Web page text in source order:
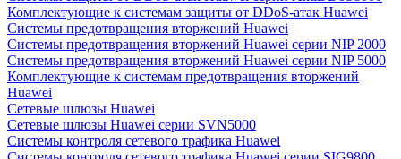
Комплектующие к системам защиты от DDoS-атак Huawei
Системы предотвращения вторжений Huawei
Системы предотвращения вторжений Huawei серии NIP 2000
Системы предотвращения вторжений Huawei серии NIP 5000
Комплектующие к системам предотвращения вторжений
Huawei
Сетевые шлюзы Huawei
Сетевые шлюзы Huawei серии SVN5000
Системы контроля сетевого трафика Huawei